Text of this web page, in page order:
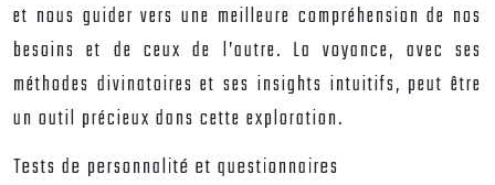
et nous guider vers une meilleure compréhension de nos
besoins et de ceux de l’autre. La voyance, avec ses
méthodes divinatoires et ses insights intuitifs, peut être
un outil précieux dans cette exploration.
Tests de personnalité et questionnaires